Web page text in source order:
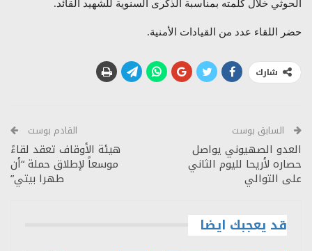
الحوثي خلال كلمته بمناسبة الذكرى السنوية للشهيد القائد.
حضر اللقاء عدد من القيادات الأمنية.
شارك
السابق بوست
العدو الصهيوني يواصل
حصاره لأريحا لليوم الثاني
على التوالي
القادم بوست
هيئة الأوقاف تعقد لقاءً
موسعاً لإطلاق حملة “أن
طهرا بيتي”
قد يعجبك ايضا